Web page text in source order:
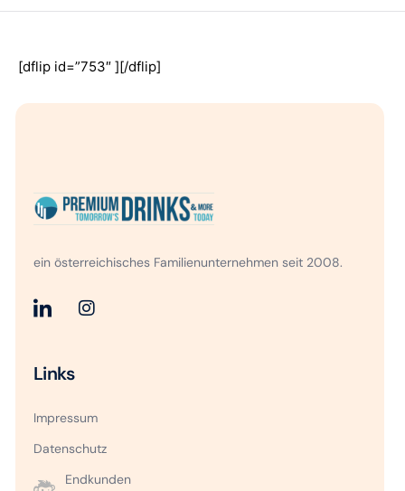
[dflip id=”753″ ][/dflip]
ein österreichisches Familienunternehmen seit 2008.
Links
Impressum
Datenschutz
Endkunden